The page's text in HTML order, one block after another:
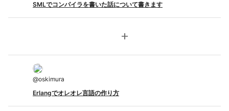
SMLでコンパイラを書いた話について書きます
add
@oskimura
Erlangでオレオレ言語の作り方